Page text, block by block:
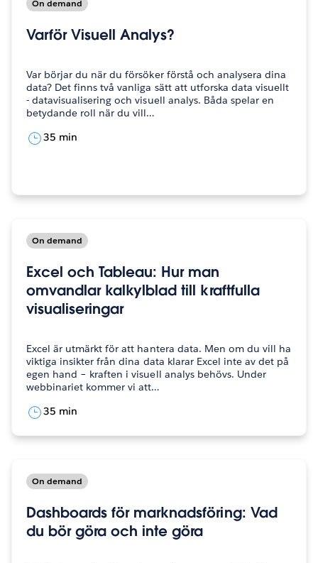
On demand
Varför Visuell Analys?
Var börjar du när du försöker förstå och analysera dina
data? Det finns två vanliga sätt att utforska data visuellt
- datavisualisering och visuell analys. Båda spelar en
betydande roll när du vill…
35 min
On demand
Excel och Tableau: Hur man
omvandlar kalkylblad till kraftfulla
visualiseringar
Excel är utmärkt för att hantera data. Men om du vill ha
viktiga insikter från dina data klarar Excel inte av det på
egen hand – kraften i visuell analys behövs. Under
webbinariet kommer vi att…
35 min
On demand
Dashboards för marknadsföring: Vad
du bör göra och inte göra